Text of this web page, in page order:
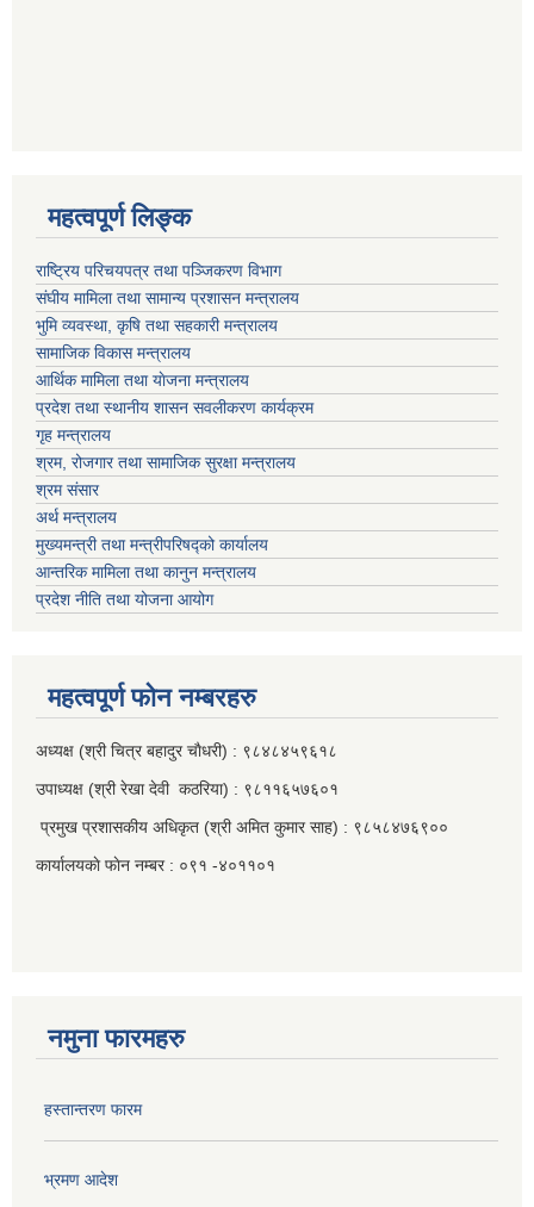
महत्वपूर्ण लि‍‍‍‍‍‌ङ्क
राष्ट्रिय परिचयपत्र तथा पञ्जिकरण विभाग
संघीय मामिला तथा सामान्य प्रशासन मन्त्रालय
भुमि व्यवस्था, कृषि तथा सहकारी मन्त्रालय
सामाजिक विकास मन्त्रालय
आर्थिक मामिला तथा याेजना मन्त्रालय
प्रदेश तथा स्थानीय शासन सवलीकरण कार्यक्रम
गृह मन्त्रालय
श्रम, रोजगार तथा सामाजिक सुरक्षा मन्त्रालय
श्रम संसार
अर्थ मन्त्रालय
मुख्यमन्त्री तथा मन्त्रीपरिषद्को कार्यालय
आन्तरिक मामिला तथा कानुन मन्त्रालय
प्रदेश नीति तथा योजना आयोग
महत्वपूर्ण फाेन नम्बरहरु
अध्यक्ष (श्री चित्र बहादुर चाैधरी) : ९८४८४५९६१८
उपाध्यक्ष (श्री रेखा देवी कठरिया) : ९८११६५७६०१
प्रमुख प्रशासकीय अधिकृत (श्री अमित कुमार साह) : ९८५८४७६९००
कार्यालयकाे फाेन नम्बर : ०९१ -४०११०१
नमुना फारमहरु
हस्तान्तरण फारम
भ्रमण आदेश